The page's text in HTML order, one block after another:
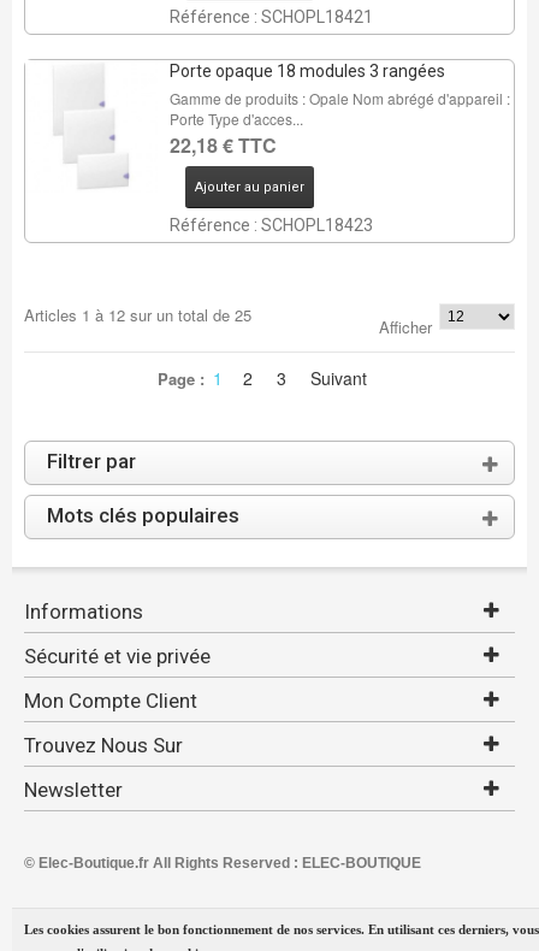
Référence : SCHOPL18421
Porte opaque 18 modules 3 rangées
Gamme de produits : Opale Nom abrégé d'appareil :
Porte Type d'acces...
22,18 € TTC
Ajouter au panier
Référence : SCHOPL18423
Articles 1 à 12sur un total de 25
Afficher
Page : 1 2 3 Suivant
Filtrer par
Mots clés populaires
Informations
Sécurité et vie privée
Mon Compte Client
Trouvez Nous Sur
Newsletter
© Elec-Boutique.fr All Rights Reserved : ELEC-BOUTIQUE
Les cookies assurent le bon fonctionnement de nos services. En utilisant ces derniers, vous